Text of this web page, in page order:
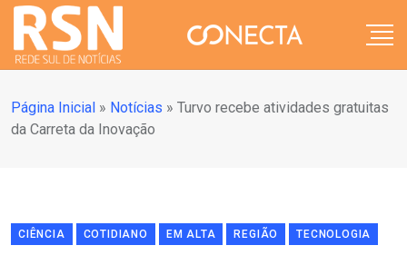
Página Inicial » Notícias » Turvo recebe atividades gratuitas
da Carreta da Inovação
CIÊNCIA COTIDIANO EM ALTA REGIÃO TECNOLOGIA